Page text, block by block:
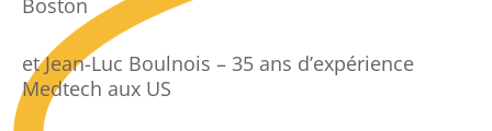
Boston
et Jean-Luc Boulnois – 35 ans d’expérience
Medtech aux US